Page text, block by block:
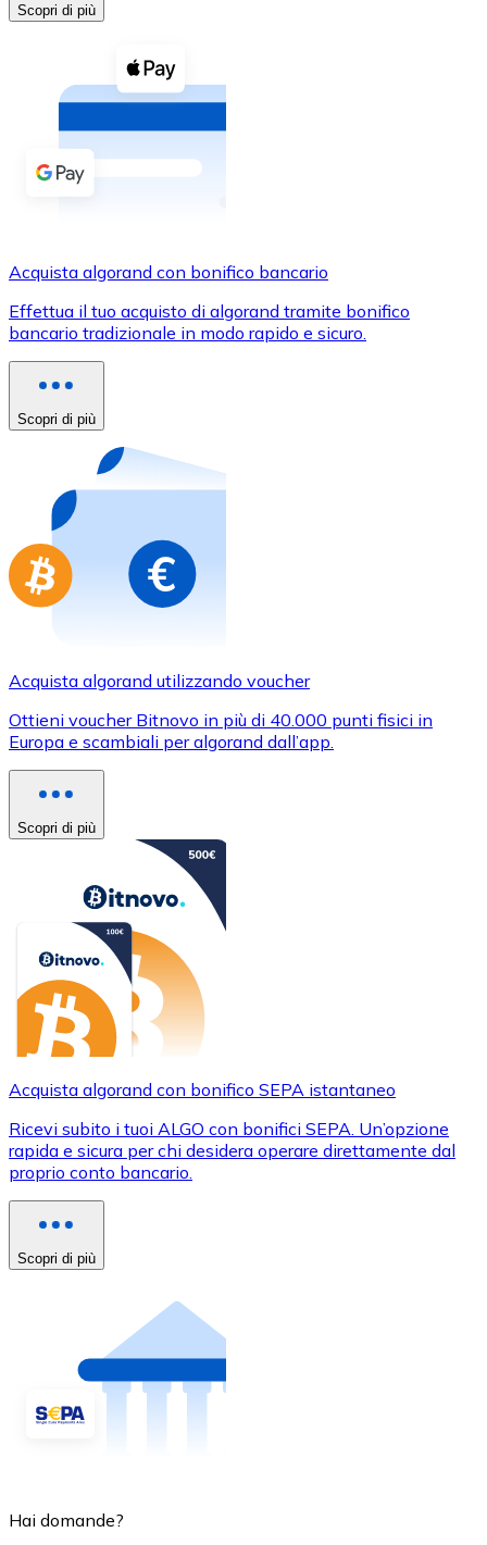
Vedi tutto
Buoni cripto
Acquista criptovalute in contanti e altri mezzi di
Acquista con contanti
Bonifico SEPA
Usa le carte Visa e Mastercard per acquistare
Acquista con carta
Acquista gift card dei tuoi marchi preferiti con
Vai al negozio di carte regalo
Scopri di più
Acquista algorand con bonifico bancario
Effettua il tuo acquisto di algorand tramite bonifico
bancario tradizionale in modo rapido e sicuro.
Scopri di più
Acquista algorand utilizzando voucher
Ottieni voucher Bitnovo in più di 40.000 punti fisici in
Europa e scambiali per algorand dall’app.
Scopri di più
Acquista algorand con bonifico SEPA istantaneo
Ricevi subito i tuoi ALGO con bonifici SEPA. Un’opzione
rapida e sicura per chi desidera operare direttamente dal
proprio conto bancario.
Scopri di più
Hai domande?